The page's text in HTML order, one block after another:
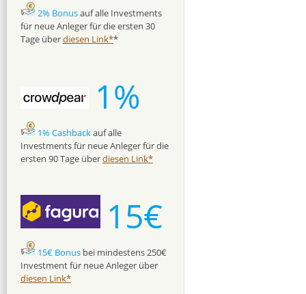
2% Bonusauf alle Investments
für neue Anleger für die ersten 30
Tage überdiesen Link**
1%
1% Cashbackauf alle
Investments für neue Anleger für die
ersten 90 Tage überdiesen Link*
15€
15€ Bonus bei mindestens 250€
Investment für neue Anleger über
diesen Link*